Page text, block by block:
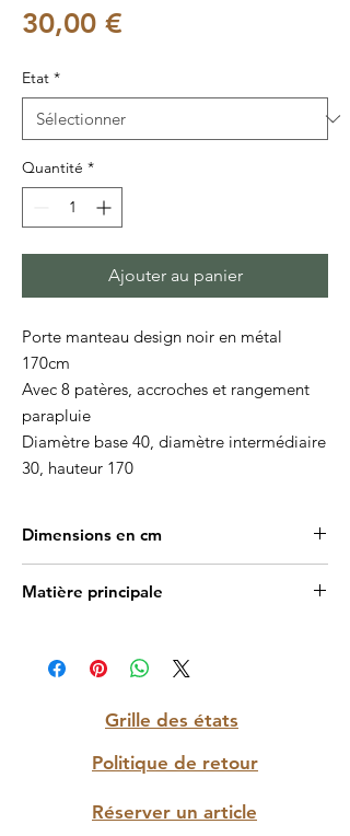
30,00 €
Etat *
Quantité *
Ajouter au panier
Porte manteau design noir en métal
170cm
Avec 8 patères, accroches et rangement
parapluie
Diamètre base 40, diamètre intermédiaire
30, hauteur 170
Dimensions en cm
Matière principale
Grille des états
Politique de retour
Réserver un article